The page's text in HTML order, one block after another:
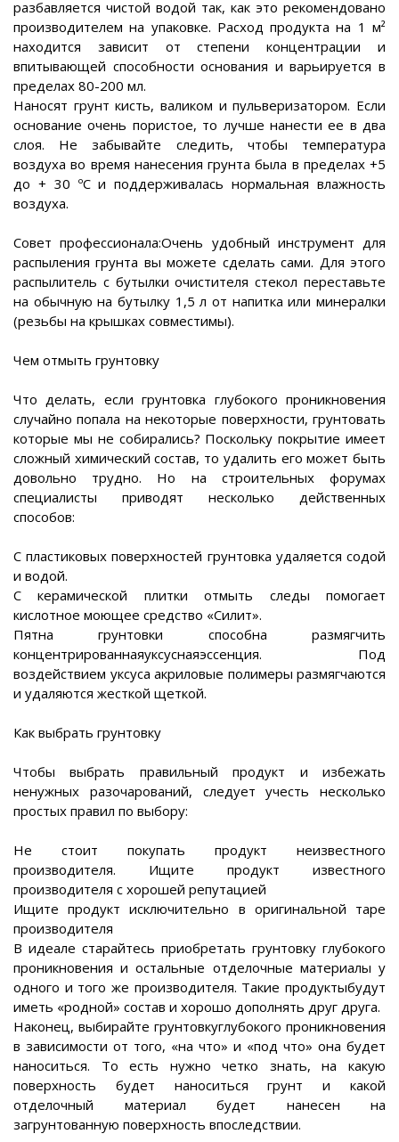
разбавляется чистой водой так, как это рекомендовано
производителем на упаковке. Расход продукта на 1 м²
находится зависит от степени концентрации и
впитывающей способности основания и варьируется в
пределах 80-200 мл.
Наносят грунт кисть, валиком и пульверизатором. Если
основание очень пористое, то лучше нанести ее в два
слоя. Не забывайте следить, чтобы температура
воздуха во время нанесения грунта была в пределах +5
до + 30 ºС и поддерживалась нормальная влажность
воздуха.
Совет профессионала:Очень удобный инструмент для
распыления грунта вы можете сделать сами. Для этого
распылитель с бутылки очистителя стекол переставьте
на обычную на бутылку 1,5 л от напитка или минералки
(резьбы на крышках совместимы).
Чем отмыть грунтовку
Что делать, если грунтовка глубокого проникновения
случайно попала на некоторые поверхности, грунтовать
которые мы не собирались? Поскольку покрытие имеет
сложный химический состав, то удалить его может быть
довольно трудно. Но на строительных форумах
специалисты приводят несколько действенных
способов:
С пластиковых поверхностей грунтовка удаляется содой
и водой.
С керамической плитки отмыть следы помогает
кислотное моющее средство «Силит».
Пятна грунтовки способна размягчить
концентрированнаяуксуснаяэссенция. Под
воздействием уксуса акриловые полимеры размягчаются
и удаляются жесткой щеткой.
Как выбрать грунтовку
Чтобы выбрать правильный продукт и избежать
ненужных разочарований, следует учесть несколько
простых правил по выбору:
Не стоит покупать продукт неизвестного
производителя. Ищите продукт известного
производителя с хорошей репутацией
Ищите продукт исключительно в оригинальной таре
производителя
В идеале старайтесь приобретать грунтовку глубокого
проникновения и остальные отделочные материалы у
одного и того же производителя. Такие продуктыбудут
иметь «родной» состав и хорошо дополнять друг друга.
Наконец, выбирайте грунтовкуглубокого проникновения
в зависимости от того, «на что» и «под что» она будет
наноситься. То есть нужно четко знать, на какую
поверхность будет наноситься грунт и какой
отделочный материал будет нанесен на
загрунтованную поверхность впоследствии.